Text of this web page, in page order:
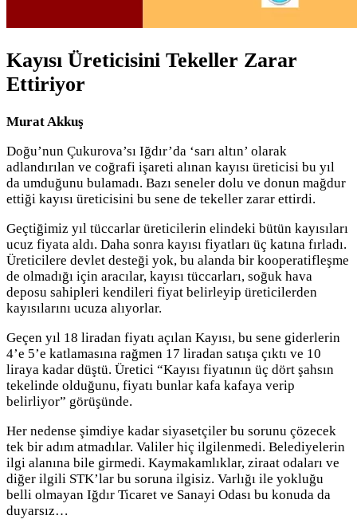
Kayısı Üreticisini Tekeller Zarar
Ettiriyor
Murat Akkuş
Doğu’nun Çukurova’sı Iğdır’da ‘sarı altın’ olarak
adlandırılan ve coğrafi işareti alınan kayısı üreticisi bu yıl
da umduğunu bulamadı. Bazı seneler dolu ve donun mağdur
ettiği kayısı üreticisini bu sene de tekeller zarar ettirdi.
Geçtiğimiz yıl tüccarlar üreticilerin elindeki bütün kayısıları
ucuz fiyata aldı. Daha sonra kayısı fiyatları üç katına fırladı.
Üreticilere devlet desteği yok, bu alanda bir kooperatifleşme
de olmadığı için aracılar, kayısı tüccarları, soğuk hava
deposu sahipleri kendileri fiyat belirleyip üreticilerden
kayısılarını ucuza alıyorlar.
Geçen yıl 18 liradan fiyatı açılan Kayısı, bu sene giderlerin
4’e 5’e katlamasına rağmen 17 liradan satışa çıktı ve 10
liraya kadar düştü. Üretici “Kayısı fiyatının üç dört şahsın
tekelinde olduğunu, fiyatı bunlar kafa kafaya verip
belirliyor” görüşünde.
Her nedense şimdiye kadar siyasetçiler bu sorunu çözecek
tek bir adım atmadılar. Valiler hiç ilgilenmedi. Belediyelerin
ilgi alanına bile girmedi. Kaymakamlıklar, ziraat odaları ve
diğer ilgili STK’lar bu soruna ilgisiz. Varlığı ile yokluğu
belli olmayan Iğdır Ticaret ve Sanayi Odası bu konuda da
duyarsız…